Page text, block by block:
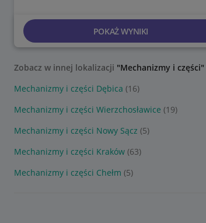
POKAŻ WYNIKI
Zobacz w innej lokalizacji "Mechanizmy i części"
Mechanizmy i części Dębica (16)
Mechanizmy i części Wierzchosławice (19)
Mechanizmy i części Nowy Sącz (5)
Mechanizmy i części Kraków (63)
Mechanizmy i części Chełm (5)